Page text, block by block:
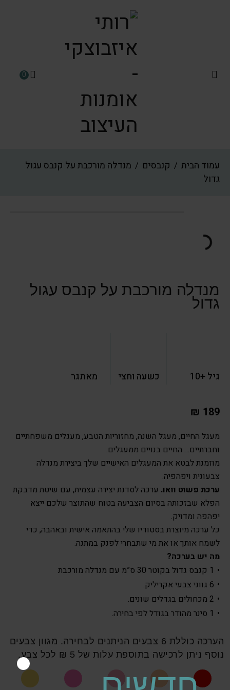
0
עמוד הבית / קנבסים / מנדלה מורכבת על קנבס עגול
גדול
מנדלה מורכבת על קנבס עגול
גדול
גיל +10 כשעה וחצי מאתגר
₪ 189
מעגל החיים, מעגל השנה, מחזוריות הטבע, מעגלים משפחתיים
וחברתיים… החיים בנויים ממעגלים.
מוזמנת לבטא את המעגלים האישיים שלך ביצירת מנדלה
צבעונית ויפהפיה.
ערכת פשוט וואו. ערכה לסדנת יצירה עצמית, עם שיטת מדבקת
הפלא שבזכותה בסיום הצביעה בטוח שהתוצר שלכם ייצא
יפהפה ומדויק.
כל ערכה מיוצרת בסטודיו שלי בהתאמה אישית ובאהבה, כדי
לשמח אותך או את מי שתבחרי לפנק במתנה.
מה יש בערכה?
1 קנבס גדול בקוטר 30 ס”מ עם מנדלה מורכבת
6 גווני צבעי אקריליק.
2 מכחולים בגדלים שונים.
1 סינר מהודר בגודל לפי בחירה.
הערכה כוללת 6 צבעים הניתנים לבחירה. מגוון צבעים
נוסף ניתן לרכישה בתוספת עלות של 5 ₪ לכל צבע.